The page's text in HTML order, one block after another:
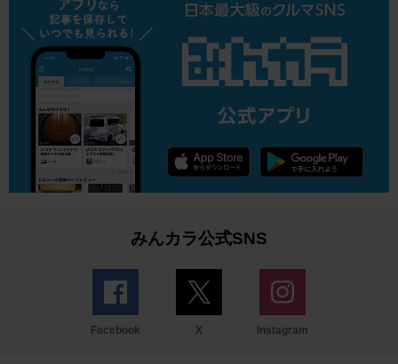
みんカラ公式SNS
Facebook X Instagram